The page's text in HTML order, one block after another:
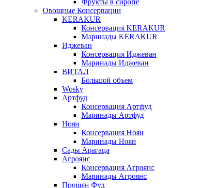
Фрукты в сиропе
Овощные Консервации
KERAKUR
Консервация KERAKUR
Маринады KERAKUR
Иджеван
Консервация Иджеван
Маринады Иджеван
ВИТАЛ
Большой объем
Wosky
Артфуд
Консервация Артфуд
Маринады Артфуд
Ноян
Консервация Ноян
Маринады Ноян
Сады Арагаца
Агроянс
Консервация Агроянс
Маринады Агроянс
Прошян Фуд